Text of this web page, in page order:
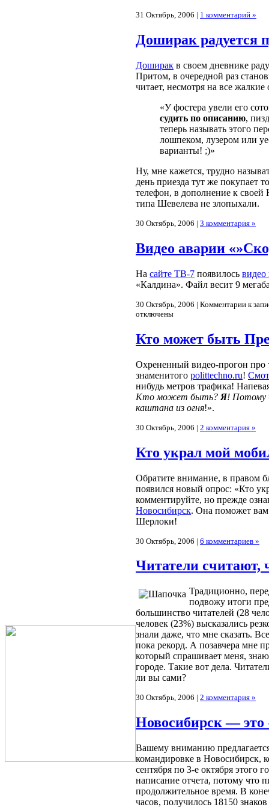
31 Октябрь, 2006 | 1 комментарий »
Доширак радуется
Доширак в своем дневнике
Притом, в очередной раз
читает, несмотря на все жалкие
«У фостера увели его
судить по описанию,
теперь называть этого
лошпеком, лузером или
варианты! ;)»
Ну, мне кажется, трудно
день приезда тут же покупает
телефон, в дополнение к своей
типа Шевелева не злопыхали.
30 Октябрь, 2006 | 3 комментария »
Видео аварии
На сайте ТВ-7 появилось
«Калдина». Файл весит 9
30 Октябрь, 2006 | Комментарии к
отключены
Кто может быть
Охрененный видео-прогон про
знаменитого polittechno.ru!
нибудь метров трафика!
Кто может быть? Я! Потому
каштана из огня!».
30 Октябрь, 2006 | 2 комментария »
Кто украл мой
Обратите внимание, в правом
появился новый опрос: «Кто
комментируйте, но прежде
Новосибирск. Она поможет вам
Шерлоки!
30 Октябрь, 2006 | 6 комментариев »
Читатели считают,
Традиционно,
подвожу итоги
большинство читателей (28
человек (23%) высказались
знали даже, что мне сказать.
пока рекорд. А позавчера мне
который спрашивает меня,
городе. Такие вот дела.
ли вы сами?
30 Октябрь, 2006 | 2 комментария »
Новосибирск — это
Вашему вниманию
командировке в Новосибирск,
сентября по 3-е октября этого
написание отчета, потому что
продолжительное время. В
часов, получилось 18150